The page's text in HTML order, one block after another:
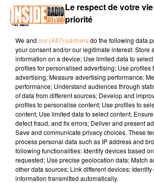
Page Facebook :
https://www.facebook.com/
Tel :05 35 56 56 73
TITRES DIFFUSÉS
Le respect de votre
priorité
We and our (447) partnersdo the following data
your consent and/or our legitimate interest: Store
information on a device; Use limited data to
profiles for personalised advertising; Use profiles
advertising; Measure advertising performance;
performance; Understand audiences through
of data from different sources; Develop and
profiles to personalise content; Use profiles to
content; Use limited data to select content;
detect fraud, and fix errors; Deliver and present
Save and communicate privacy choices. These
process personal data such as IP address and
following functionalities: Identify devices based
requested; Use precise geolocation data; Match
other data sources; Link different devices;
information transmitted automatically.